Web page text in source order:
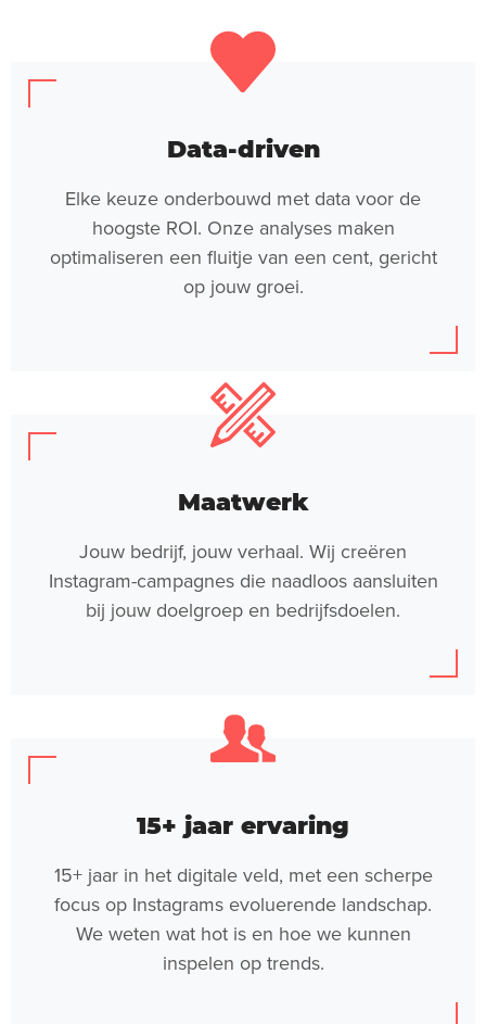
Data-driven
Elke keuze onderbouwd met data voor de
hoogste ROI. Onze analyses maken
optimaliseren een fluitje van een cent, gericht
op jouw groei.
Maatwerk
Jouw bedrijf, jouw verhaal. Wij creëren
Instagram-campagnes die naadloos aansluiten
bij jouw doelgroep en bedrijfsdoelen.
15+ jaar ervaring
15+ jaar in het digitale veld, met een scherpe
focus op Instagrams evoluerende landschap.
We weten wat hot is en hoe we kunnen
inspelen op trends.